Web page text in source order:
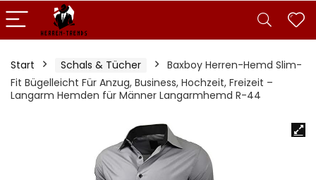
Start Schals & Tücher
Baxboy Herren-Hemd Slim-
Fit Bügelleicht Für Anzug, Business, Hochzeit, Freizeit –
Langarm Hemden für Männer Langarmhemd R-44